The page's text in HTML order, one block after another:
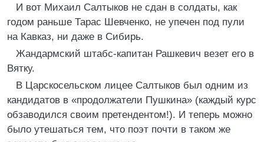
И вот Михаил Салтыков не сдан в солдаты, как
годом раньше Тарас Шевченко, не упечен под пули
на Кавказ, ни даже в Сибирь.
Жандармский штабс-капитан Рашкевич везет его в
Вятку.
В Царскосельском лицее Салтыков был одним из
кандидатов в «продолжатели Пушкина» (каждый курс
обзаводился своим претендентом!). И теперь можно
было утешаться тем, что поэт почти в таком же